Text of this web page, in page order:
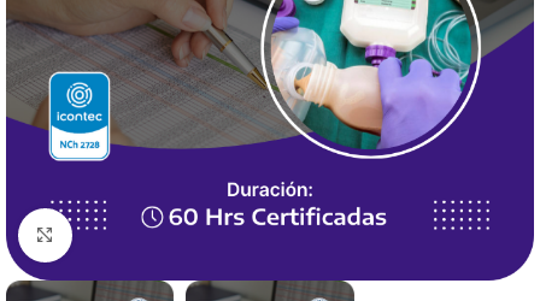
Click to enlarge